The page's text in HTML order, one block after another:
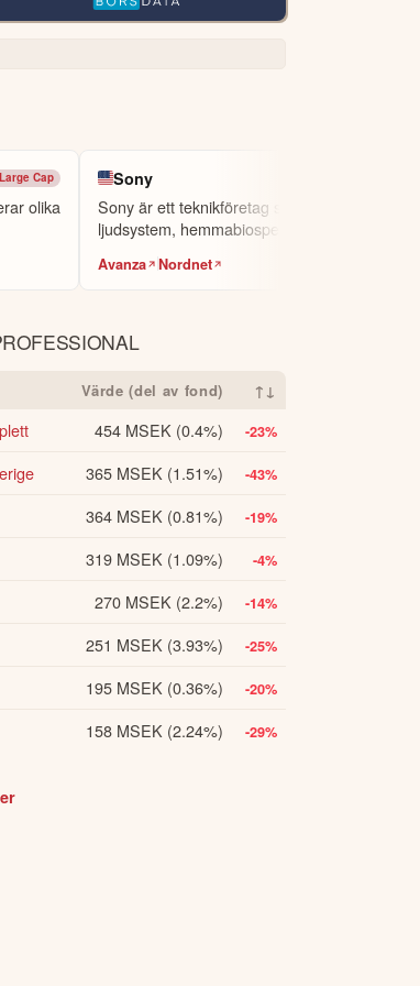
Large Cap
olika
Sony
Sony är ett teknikföretag som producerar
ljudsystem, hemmabiospelkonsoler,
Avanza Nordnet
Värde (del av fond) ↑↓
454 MSEK (0.4%) -23%
365 MSEK (1.51%) -43%
364 MSEK (0.81%) -19%
319 MSEK (1.09%) -4%
270 MSEK (2.2%) -14%
251 MSEK (3.93%) -25%
195 MSEK (0.36%) -20%
158 MSEK (2.24%)
-29%